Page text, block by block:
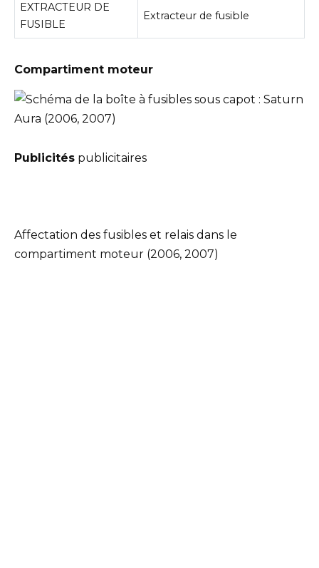
EXTRACTEUR DE
FUSIBLE
Extracteur de fusible
Compartiment moteur
Publicités publicitaires
Affectation des fusibles et relais dans le
compartiment moteur (2006, 2007)